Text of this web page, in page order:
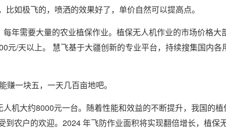
如极飞的，喷洒的效果好了，单价自然可以提高点。
年需要大量的农业植保作业。植保无人机作业的市场价格大
元/天以上。 慧飞基于大疆创新的专业平台，持续搜集国内各
一块五，一天几百亩地吧。
机大约8000元一台。随着性能和效益的不断提升，我国的植
农户的欢迎。2024 年飞防作业面积将实现翻倍增长，植保